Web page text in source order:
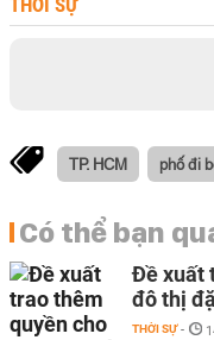
THỜI SỰ
TP. HCM phố đi
Có thể bạn
Đề xuất
đô thị
THỜI SỰ -